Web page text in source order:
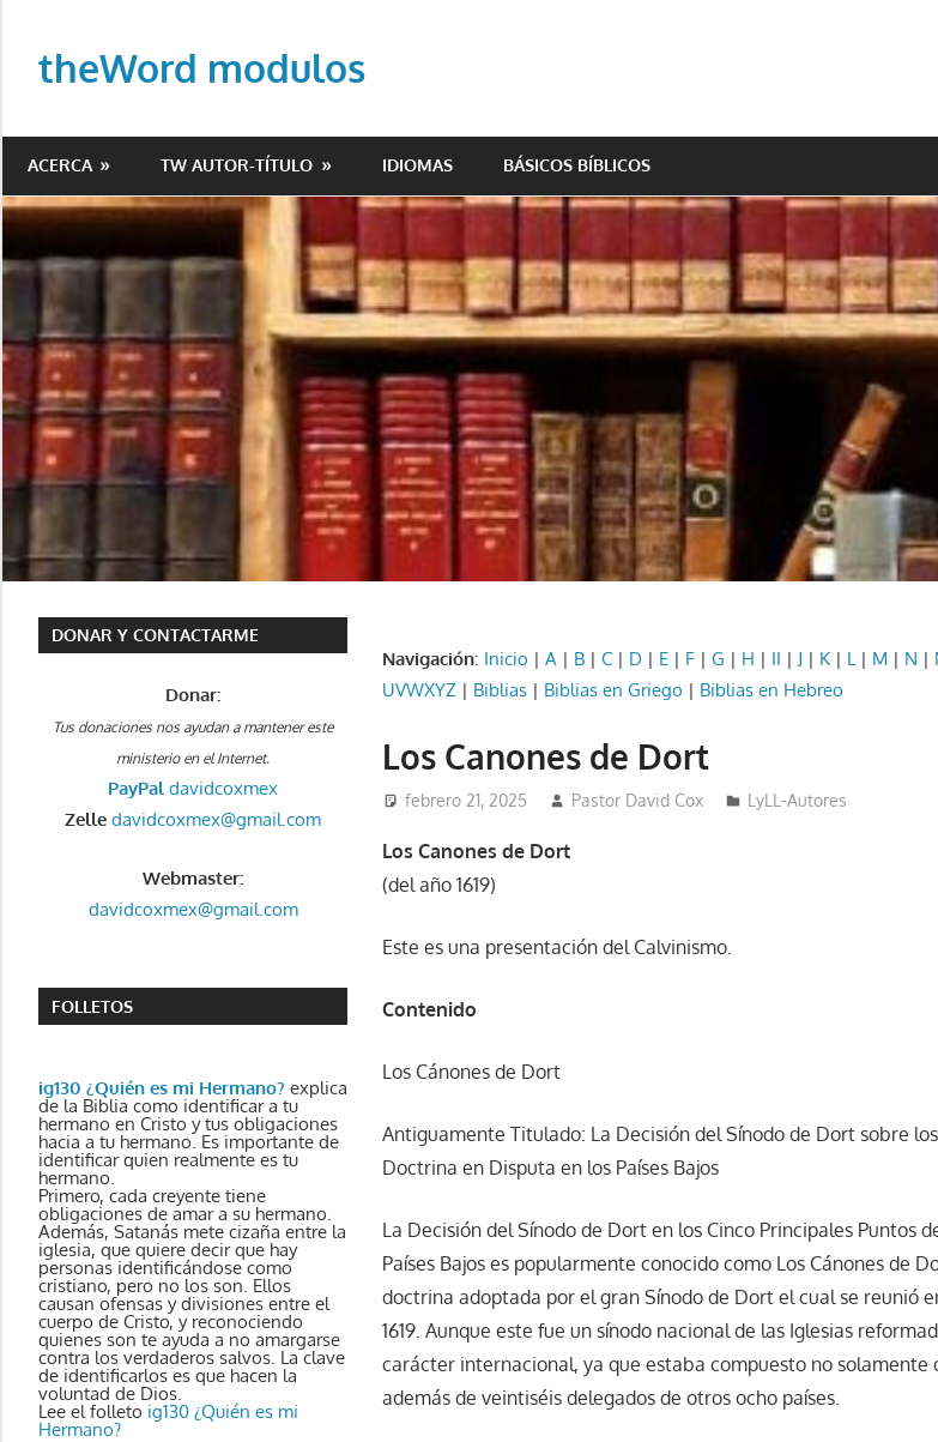
contenido
theWord modulos
modulos
para
ACERCA TW AUTOR-TÍTULO IDIOMAS BÁSICOS BÍBLICOS
Navigación: Inicio |A | B |C | D | E | F |G | H | II | J | K | L| M | N |
UVWXYZ | Biblias | Biblias en Griego | Biblias en Hebreo
Los Canones de Dort
febrero 21, 2025 Pastor David Cox LyLL-Autores
Los Canones de Dort
(del año 1619)
Este es una presentación del Calvinismo.
Contenido
Los Cánones de Dort
Antiguamente Titulado: La Decisión del Sínodo de Dort sobre
Doctrina en Disputa en los Países Bajos
La Decisión del Sínodo de Dort en los Cinco Principales Puntos
Países Bajos es popularmente conocido como Los Cánones de
doctrina adoptada por el gran Sínodo de Dort el cual se reunió
1619. Aunque este fue un sínodo nacional de las Iglesias
carácter internacional, ya que estaba compuesto no solamente
además de veintiséis delegados de otros ocho países.
DONAR Y CONTACTARME
Donar:
Tus donaciones nos ayudan a mantener este
ministerio en el Internet.
PayPaldavidcoxmex
Zelle davidcoxmex@gmail.com
Webmaster:
davidcoxmex@gmail.com
FOLLETOS
ig130 ¿Quién es mi Hermano? explica
de la Biblia como identificar a tu
hermano en Cristo y tus obligaciones
hacia a tu hermano. Es importante de
identificar quien realmente es tu
hermano.
Primero, cada creyente tiene
obligaciones de amar a su hermano.
Además, Satanás mete cizaña entre la
iglesia, que quiere decir que hay
personas identificándose como
cristiano, pero no los son. Ellos
causan ofensas y divisiones entre el
cuerpo de Cristo, y reconociendo
quienes son te ayuda a no amargarse
contra los verdaderos salvos. La clave
de identificarlos es que hacen la
voluntad de Dios.
Lee el folleto ig130 ¿Quién es mi
Hermano?